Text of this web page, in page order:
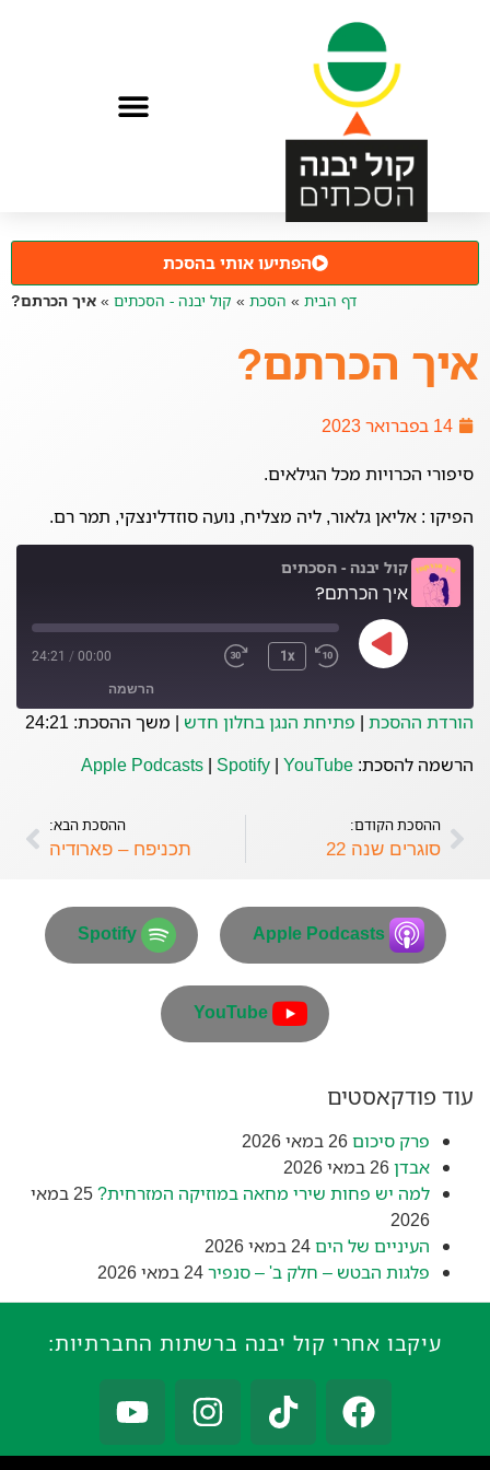
הפתיעו אותי בהסכת
דף הבית » הסכת » קול יבנה - הסכתים » איך הכרתם?
איך הכרתם?
14 בפברואר 2023
סיפורי הכרויות מכל הגילאים.
הפיקו : אליאן גלאור, ליה מצליח, נועה סוזדלינצקי, תמר רם.
קול יבנה - הסכתים
איך הכרתם?
1x
00:00
/
24:21
הרשמה
Apple Podcasts
Spotify
פיד RSS
הורדת ההסכת | פתיחת הנגן בחלון חדש | משך ההסכת: 24:21
הרשמה להסכת:
Apple Podcasts | Spotify | YouTube
ההסכת הקודם:
סוגרים שנה 22
ההסכת הבא:
תכניפח – פארודיה
Apple Podcasts
Spotify
YouTube
עוד פודקאסטים
פרק סיכום26 במאי 2026
אבדן26 במאי 2026
למה יש פחות שירי מחאה במוזיקה המזרחית?
25 במאי
2026
העיניים של הים24 במאי 2026
פלגות הבטש – חלק ב' – סנפיר24 במאי 2026
עיקבו אחרי קול יבנה ברשתות החברתיות: